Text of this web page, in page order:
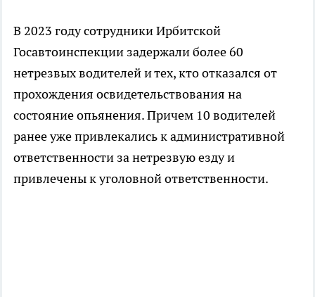
В 2023 году сотрудники Ирбитской
Госавтоинспекции задержали более 60
нетрезвых водителей и тех, кто отказался от
прохождения освидетельствования на
состояние опьянения. Причем 10 водителей
ранее уже привлекались к административной
ответственности за нетрезвую езду и
привлечены к уголовной ответственности.